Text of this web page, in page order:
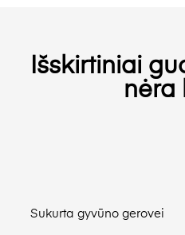
Išskirtiniai
nėra
Sukurta gyvūno gerovei